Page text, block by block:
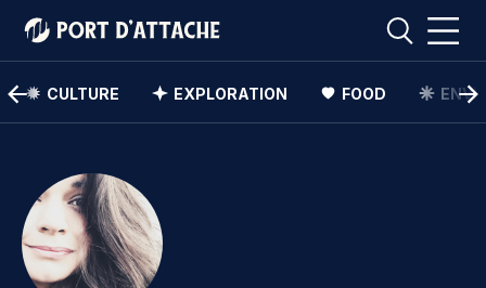
CULTURE EXPLORATION FOOD
Comment pouvons-nous vous aider ?
Rechercher